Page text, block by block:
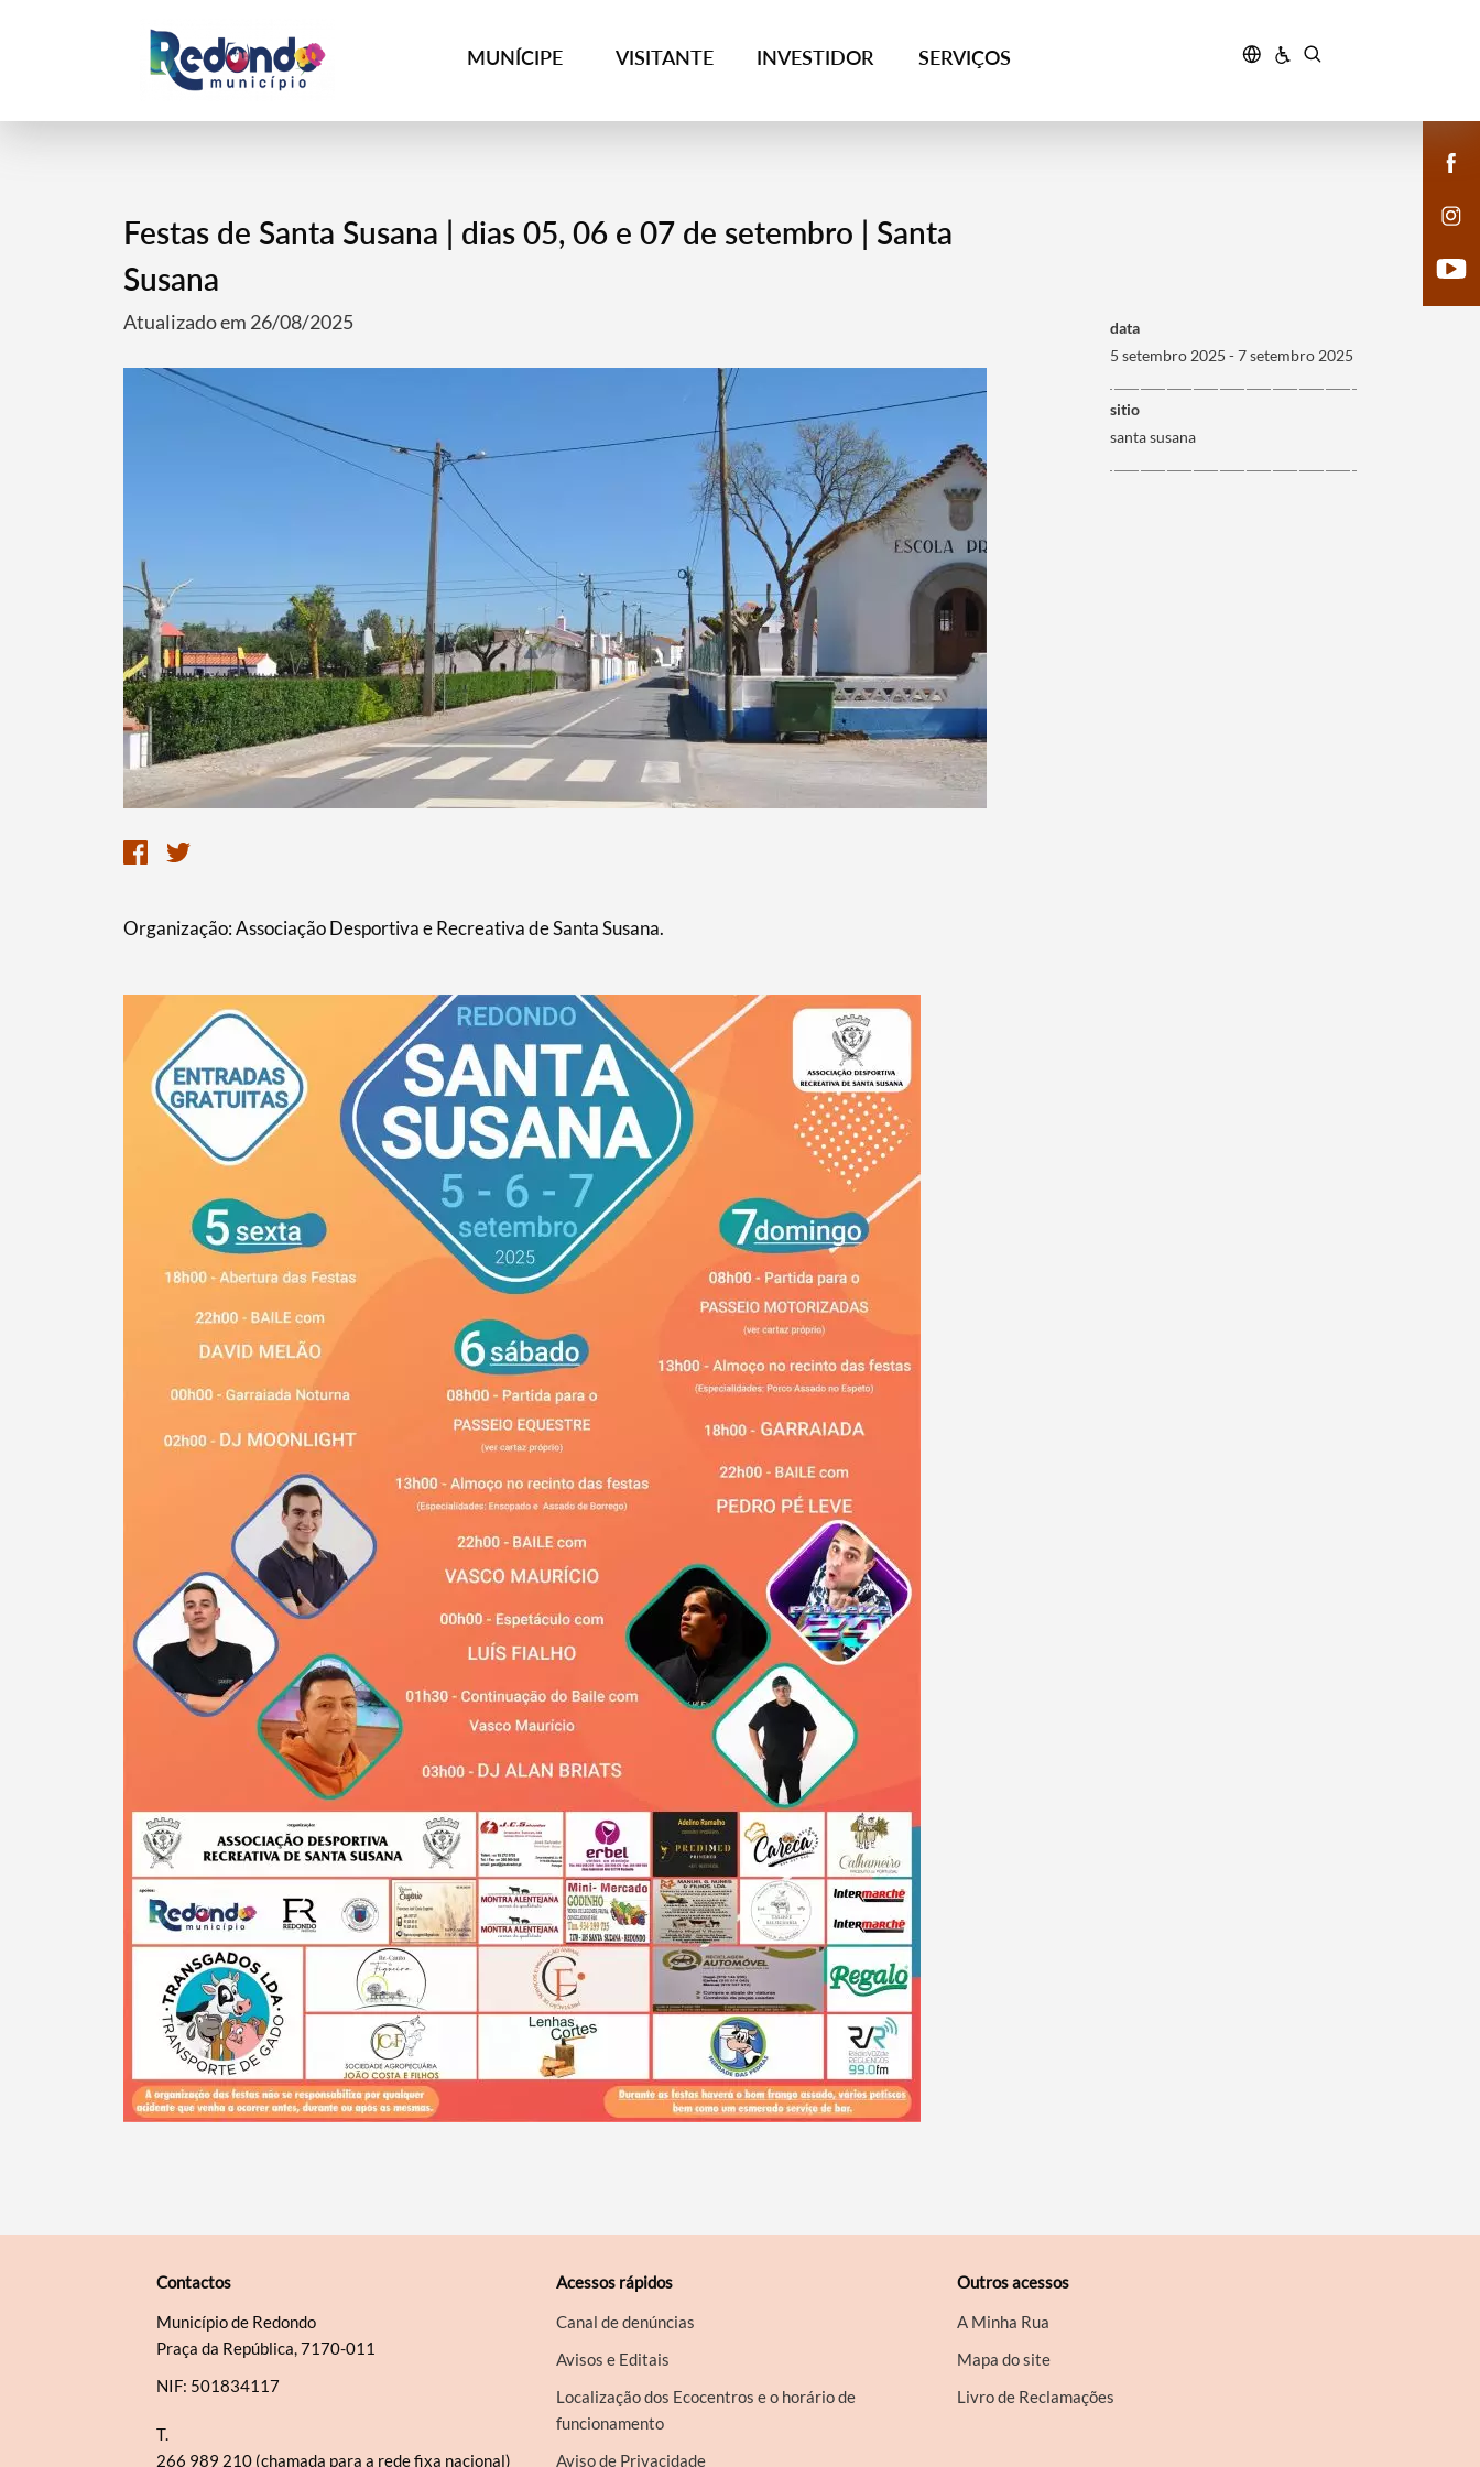
MUNÍCIPE VISITANTE INVESTIDOR SERVIÇOS
Termo de Pesquisa
Categorias gerais
Filtros
Festas de Santa Susana | dias 05, 06 e 07 de setembro | Santa
Susana
Atualizado em 26/08/2025
Organização: Associação Desportiva e Recreativa de Santa Susana.
data
5 setembro 2025 - 7 setembro 2025
sitio
santa susana
Contactos
Município de Redondo
Praça da República, 7170-011
NIF: 501834117
T.
266 989 210 (chamada para a rede fixa nacional)
Acessos rápidos
Canal de denúncias
Avisos e Editais
Localização dos Ecocentros e o horário de
funcionamento
Aviso de Privacidade
Outros acessos
A Minha Rua
Mapa do site
Livro de Reclamações